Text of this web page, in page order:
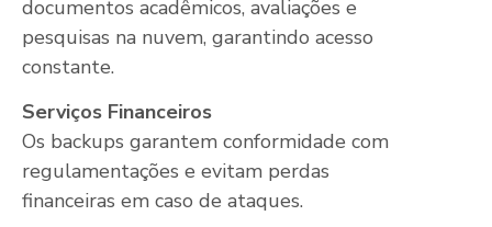
documentos acadêmicos, avaliações e
pesquisas na nuvem, garantindo acesso
constante.
Serviços Financeiros
Os backups garantem conformidade com
regulamentações e evitam perdas
financeiras em caso de ataques.